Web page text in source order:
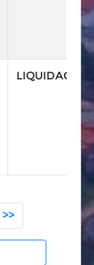
LIQUIDAÇÃO
>>